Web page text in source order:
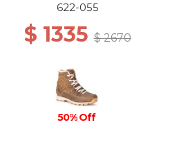
622-055
$ 1335$ 2670
50% Off